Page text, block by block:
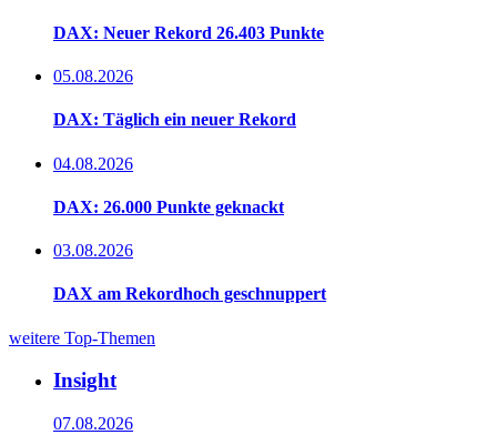
DAX: Neuer Rekord 26.403 Punkte
05.08.2026
DAX: Täglich ein neuer Rekord
04.08.2026
DAX: 26.000 Punkte geknackt
03.08.2026
DAX am Rekordhoch geschnuppert
weitere Top-Themen
Insight
07.08.2026